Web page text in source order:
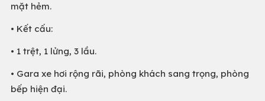
mặt hẻm.
• Kết cấu:
• 1 trệt, 1 lửng, 3 lầu.
• Gara xe hơi rộng rãi, phòng khách sang trọng, phòng
bếp hiện đại.